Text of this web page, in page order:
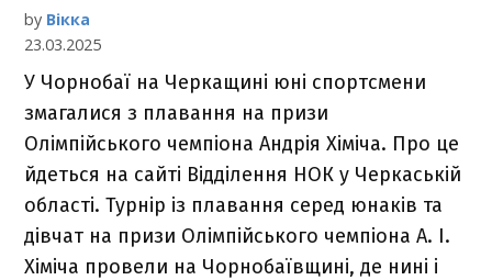
by Вікка
23.03.2025
У Чорнобаї на Черкащині юні спортсмени
змагалися з плавання на призи
Олімпійського чемпіона Андрія Хіміча. Про це
йдеться на сайті Відділення НОК у Черкаській
області. Турнір із плавання серед юнаків та
дівчат на призи Олімпійського чемпіона А. І.
Хіміча провели на Чорнобаївщині, де нині і